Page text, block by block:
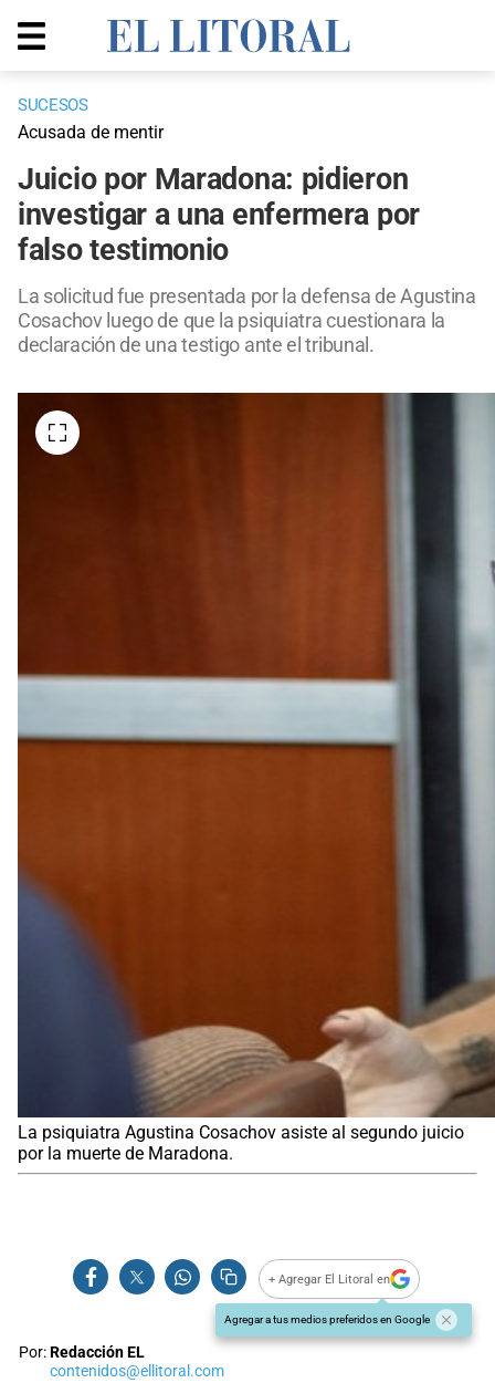
SUCESOS
Acusada de mentir
Juicio por Maradona: pidieron
investigar a una enfermera por
falso testimonio
La solicitud fue presentada por la defensa de Agustina
Cosachov luego de que la psiquiatra cuestionara la
declaración de una testigo ante el tribunal.
La psiquiatra Agustina Cosachov asiste al segundo juicio
por la muerte de Maradona.
+ Agregar El Litoral en
Agregar a tus medios preferidos en Google
Por:Redacción EL
contenidos@ellitoral.com